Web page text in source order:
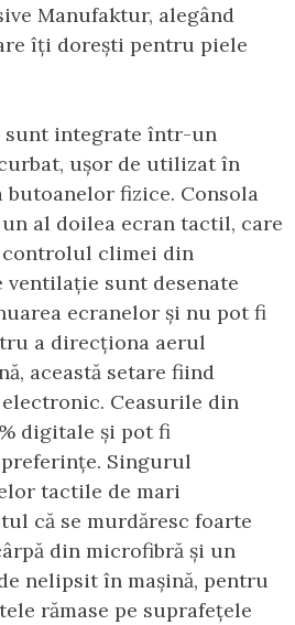
Manufaktur, alegând
îți dorești pentru piele
sunt integrate într-un
ușor de utilizat în
fizice. Consola
al doilea ecran tactil, care
climei din
sunt desenate
ecranelor și nu pot fi
a direcționa aerul
această setare fiind
Ceasurile din
digitale și pot fi
Singurul
tactile de mari
că se murdăresc foarte
din microfibră și un
nelipsit în mașină, pentru
rămase pe suprafețele